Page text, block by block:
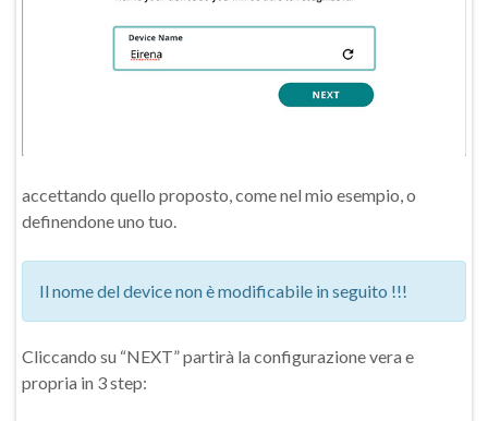
accettando quello proposto, come nel mio esempio, o
definendone uno tuo.
Il nome del device non è modificabile in seguito !!!
Cliccando su “NEXT” partirà la configurazione vera e
propria in 3 step: